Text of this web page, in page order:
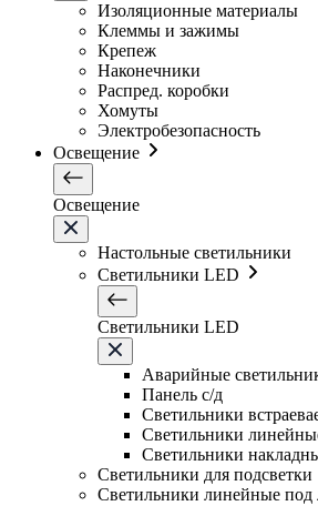
Изоляционные материалы
Клеммы и зажимы
Крепеж
Наконечники
Распред. коробки
Хомуты
Электробезопасность
Освещение
Освещение
Настольные светильники
Светильники LED
Светильники LED
Аварийные
Панель с/д
Светильники
Светильники
Светильники
Светильники для подсветки
Светильники линейные под